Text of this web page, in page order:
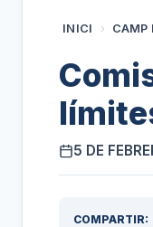
INICI › CAMP
5 DE
COMPARTIR: